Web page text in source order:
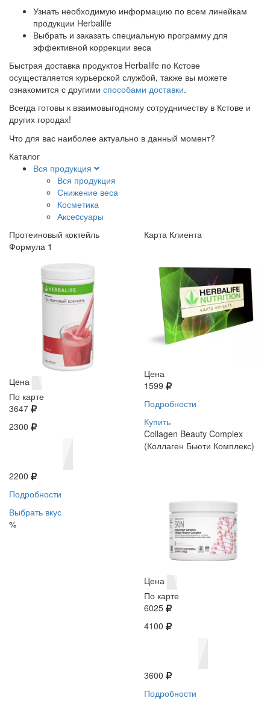
Узнать необходимую информацию по всем линейкам
продукции Herbalife
Выбрать и заказать специальную программу для
эффективной коррекции веса
Быстрая доставка продуктов Herbalife по Кстове
осуществляется курьерской службой, также вы можете
ознакомится с другими способами доставки.
Всегда готовы к взаимовыгодному сотрудничеству в Кстове и
других городах!
Что для вас наиболее актуально в данный момент?
Каталог
Вся продукция
Вся продукция
Снижение веса
Косметика
Аксеcсуары
Протеиновый коктейль
Формула 1
Цена
По карте
3647
2300
2200
Подробности
Выбрать вкус
%
Карта Клиента
Цена
1599
Подробности
Купить
Collagen Beauty Complex
(Коллаген Бьюти Комплекс)
Цена
По карте
6025
4100
3600
Подробности